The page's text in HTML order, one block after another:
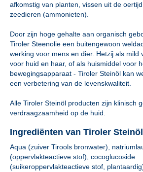
afkomstig van planten, vissen uit de
zeedieren (ammonieten).
Door zijn hoge gehalte aan organisch
Tiroler Steenolie een buitengewoon
werking voor mens en dier. Hetzij als mild
voor huid en haar, of als huismiddel voor
bewegingsapparaat - Tiroler Steinöl kan
een verbetering van de levenskwaliteit.
Alle Tiroler Steinöl producten zijn klinisch
verdraagzaamheid op de huid.
Ingrediënten van Tiroler
Aqua (zuiver Tirools bronwater),
(oppervlakteactieve stof), cocoglucoside
(suikeroppervlakteactieve stof,